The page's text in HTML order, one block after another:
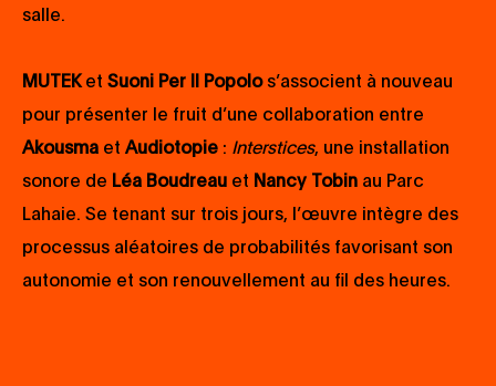
salle.
MUTEKet Suoni Per Il Popolos’associent à nouveau
pour présenter le fruit d’une collaboration entre
Akousma et Audiotopie : Interstices, une installation
sonore de Léa Boudreau et Nancy Tobin au Parc
Lahaie. Se tenant sur trois jours, l’œuvre intègre des
processus aléatoires de probabilités favorisant son
autonomie et son renouvellement au fil des heures.